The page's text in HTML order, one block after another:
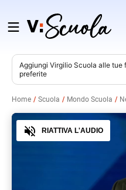
Salta
contenuto
Aggiungi Virgilio Scuola alle tue
preferite
Home Scuola Mondo Scuola
Audio
RIATTIVA L'AUDIO